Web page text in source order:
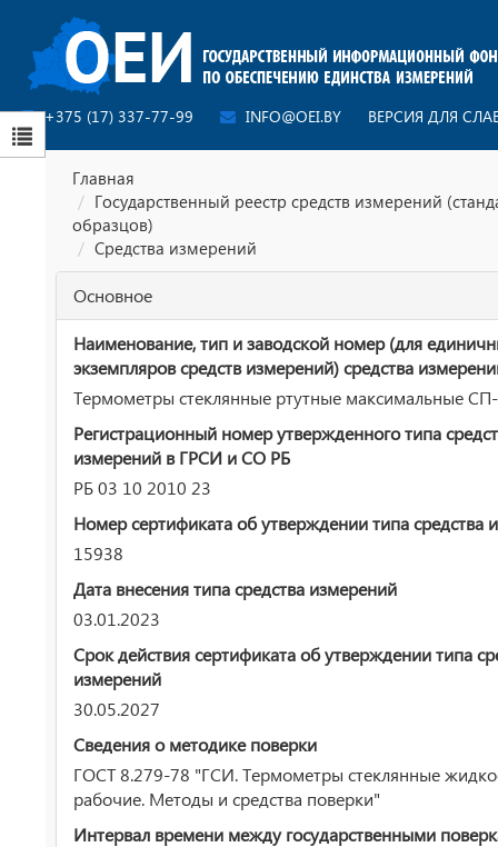
+375 (17) 337-77-99 INFO@OEI.BY ВЕРСИЯ ДЛЯ
Главная
Государственный реестр средств измерений
образцов)
Средства измерений
Основное
Наименование, тип и заводской номер (для
экземпляров средств измерений) средства
Термометры стеклянные ртутные максимальные
Регистрационный номер утвержденного типа
измерений в ГРСИ и СО РБ
РБ 03 10 2010 23
Номер сертификата об утверждении типа средства
15938
Дата внесения типа средства измерений
03.01.2023
Срок действия сертификата об утверждении типа
измерений
30.05.2027
Сведения о методике поверки
ГОСТ 8.279-78 "ГСИ. Термометры стеклянные
рабочие. Методы и средства поверки"
Интервал времени между государственными